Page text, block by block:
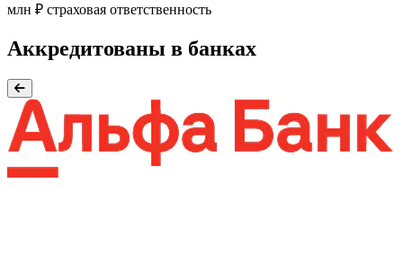
млн ₽ страховая ответственность
Аккредитованы в банках